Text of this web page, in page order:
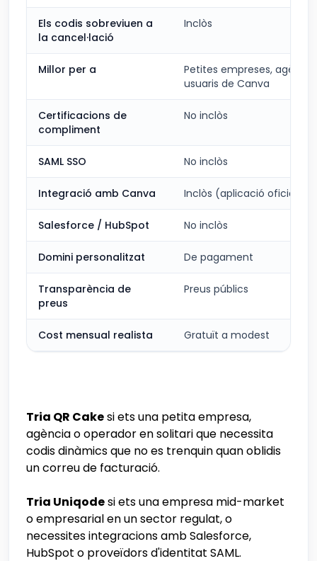
Els codis sobreviuen a
la cancel·lació
Inclòs
Millor per a
Petites empreses,
usuaris de Canva
Certificacions de
compliment
No inclòs
SAML SSO No inclòs
Integració amb Canva Inclòs (aplicació oficial)
Salesforce / HubSpot No inclòs
Domini personalitzat De pagament
Transparència de
preus
Preus públics
Cost mensual realista Gratuït a modest
Tria QR Cakesi ets una petita empresa,
agència o operador en solitari que necessita
codis dinàmics que no es trenquin quan oblidis
un correu de facturació.
Tria Uniqodesi ets una empresa mid-market
o empresarial en un sector regulat, o
necessites integracions amb Salesforce,
HubSpot o proveïdors d'identitat SAML.